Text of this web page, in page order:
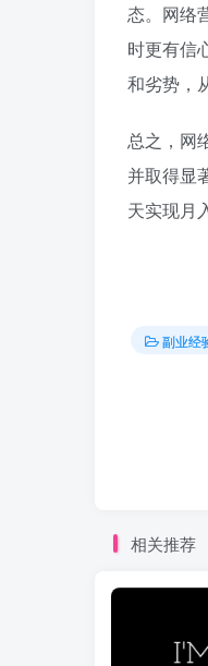
态。网络
时更有信
和劣势，
总之，网
并取得显
天实现月
副业经
相关推荐